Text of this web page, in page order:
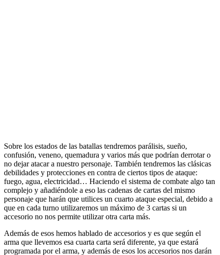
Sobre los estados de las batallas tendremos parálisis, sueño,
confusión, veneno, quemadura y varios más que podrían derrotar o
no dejar atacar a nuestro personaje. También tendremos las clásicas
debilidades y protecciones en contra de ciertos tipos de ataque:
fuego, agua, electricidad… Haciendo el sistema de combate algo tan
complejo y añadiéndole a eso las cadenas de cartas del mismo
personaje que harán que utilices un cuarto ataque especial, debido a
que en cada turno utilizaremos un máximo de 3 cartas si un
accesorio no nos permite utilizar otra carta más.
Además de esos hemos hablado de accesorios y es que según el
arma que llevemos esa cuarta carta será diferente, ya que estará
programada por el arma, y además de esos los accesorios nos darán